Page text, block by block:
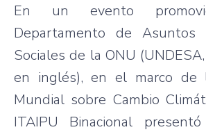
En un evento
Departamento de Asuntos
Sociales de la ONU
en inglés), en el marco de
Mundial sobre Cambio
ITAIPU Binacional